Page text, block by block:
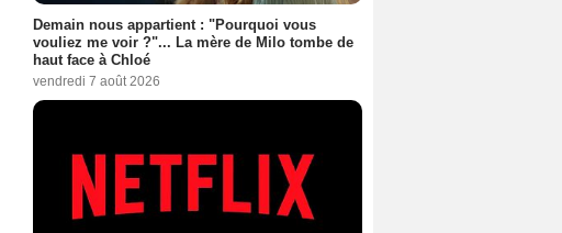
Demain nous appartient : "Pourquoi vous
vouliez me voir ?"... La mère de Milo tombe de
haut face à Chloé
vendredi 7 août 2026